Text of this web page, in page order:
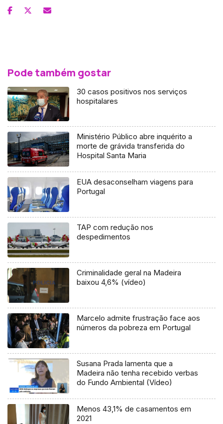
Pode também gostar
30 casos positivos nos serviços
hospitalares
Ministério Público abre inquérito a
morte de grávida transferida do
Hospital Santa Maria
EUA desaconselham viagens para
Portugal
TAP com redução nos
despedimentos
Criminalidade geral na Madeira
baixou 4,6% (vídeo)
Marcelo admite frustração face aos
números da pobreza em Portugal
Susana Prada lamenta que a
Madeira não tenha recebido verbas
do Fundo Ambiental (Vídeo)
Menos 43,1% de casamentos em
2021